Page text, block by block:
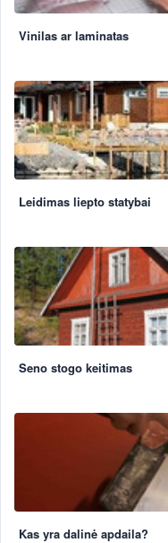
Vinilas ar laminatas
Leidimas liepto statybai
Seno stogo keitimas
Kas yra dalinė apdaila?